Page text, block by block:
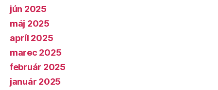
jún 2025
máj 2025
apríl 2025
marec 2025
február 2025
január 2025